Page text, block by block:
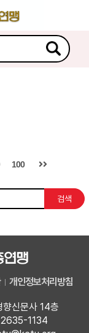
100
검색
개인정보처리방침
신문사 14층
1134